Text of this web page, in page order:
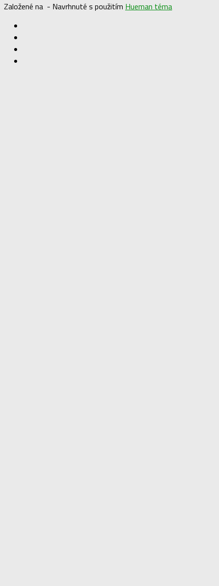
Založené na - Navrhnuté s použitím Hueman téma